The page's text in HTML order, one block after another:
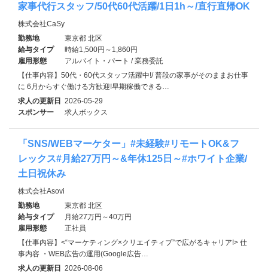
家事代行スタッフ/50代60代活躍/1日1h～/直行直帰OK
株式会社CaSy
勤務地
東京都 北区
給与タイプ
時給1,500円～1,860円
雇用形態
アルバイト・パート / 業務委託
【仕事内容】50代・60代スタッフ活躍中!/ 普段の家事がそのままお仕事
に 6月からすぐ働ける方歓迎!早期稼働できる…
求人の更新日 2026-05-29
スポンサー
求人ボックス
「SNS/WEBマーケター」#未経験#リモートOK&フ
レックス#月給27万円～&年休125日～#ホワイト企業/
土日祝休み
株式会社Asovi
勤務地
東京都 北区
給与タイプ
月給27万円～40万円
雇用形態
正社員
【仕事内容】<“マーケティング×クリエイティブ”で広がるキャリア!> 仕
事内容 ・WEB広告の運用(Google広告…
求人の更新日 2026-08-06